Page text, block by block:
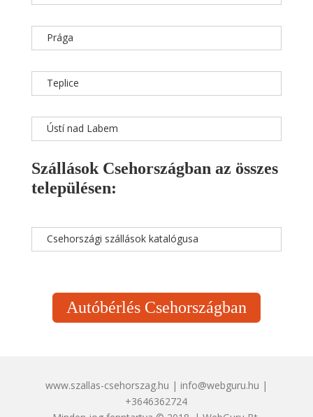
Prága
Teplice
Ústí nad Labem
Szállások Csehországban az összes
településen:
Csehországi szállások katalógusa
Autóbérlés Csehországban
www.szallas-csehorszag.hu | info@webguru.hu |
+3646362724